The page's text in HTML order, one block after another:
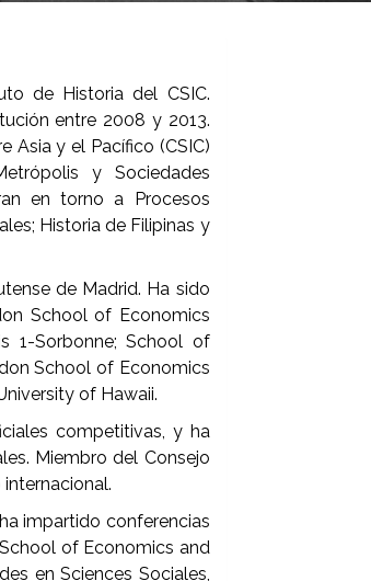
de Historia del CSIC.
entre 2008 y 2013.
Asia y el Pacífico (CSIC)
y Sociedades
en torno a Procesos
Historia de Filipinas y
de Madrid. Ha sido
School of Economics
1-Sorbonne; School of
School of Economics
of Hawaii.
competitivas, y ha
Miembro del Consejo
impartido conferencias
of Economics and
en Sciences Sociales,